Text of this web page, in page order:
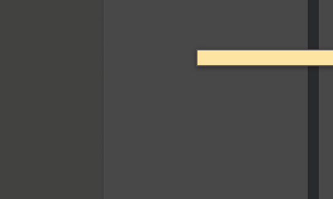
Aelita (6)